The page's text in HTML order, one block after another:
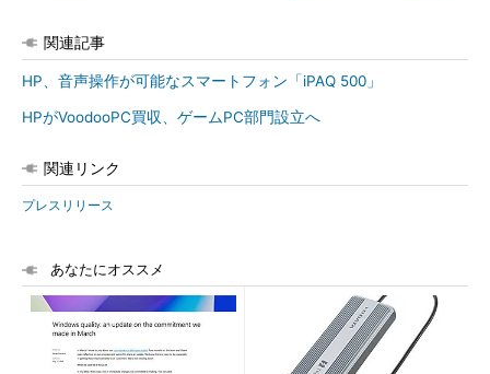
関連記事
HP、音声操作が可能なスマートフォン「iPAQ 500」
HPがVoodooPC買収、ゲームPC部門設立へ
関連リンク
プレスリリース
あなたにオススメ